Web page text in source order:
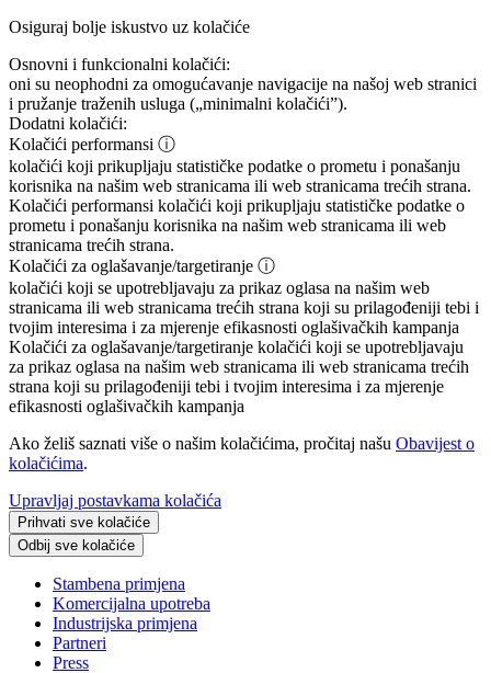
Osiguraj bolje iskustvo uz kolačiće
Osnovni i funkcionalni kolačići:
oni su neophodni za omogućavanje navigacije na našoj web stranici
i pružanje traženih usluga („minimalni kolačići”).
Dodatni kolačići:
Kolačići performansi ⓘ
kolačići koji prikupljaju statističke podatke o prometu i ponašanju
korisnika na našim web stranicama ili web stranicama trećih strana.
Kolačići performansi kolačići koji prikupljaju statističke podatke o
prometu i ponašanju korisnika na našim web stranicama ili web
stranicama trećih strana.
Kolačići za oglašavanje/targetiranje ⓘ
kolačići koji se upotrebljavaju za prikaz oglasa na našim web
stranicama ili web stranicama trećih strana koji su prilagođeniji tebi i
tvojim interesima i za mjerenje efikasnosti oglašivačkih kampanja
Kolačići za oglašavanje/targetiranje kolačići koji se upotrebljavaju
za prikaz oglasa na našim web stranicama ili web stranicama trećih
strana koji su prilagođeniji tebi i tvojim interesima i za mjerenje
efikasnosti oglašivačkih kampanja
Ako želiš saznati više o našim kolačićima, pročitaj našu Obavijest o
kolačićima.
Upravljaj postavkama kolačića
Prihvati sve kolačiće
Odbij sve kolačiće
Stambena primjena
Komercijalna upotreba
Industrijska primjena
Partneri
Press